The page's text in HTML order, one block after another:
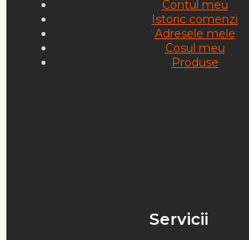
Contul meu
Istoric comenzi
Adresele mele
Cosul meu
Produse
Servicii